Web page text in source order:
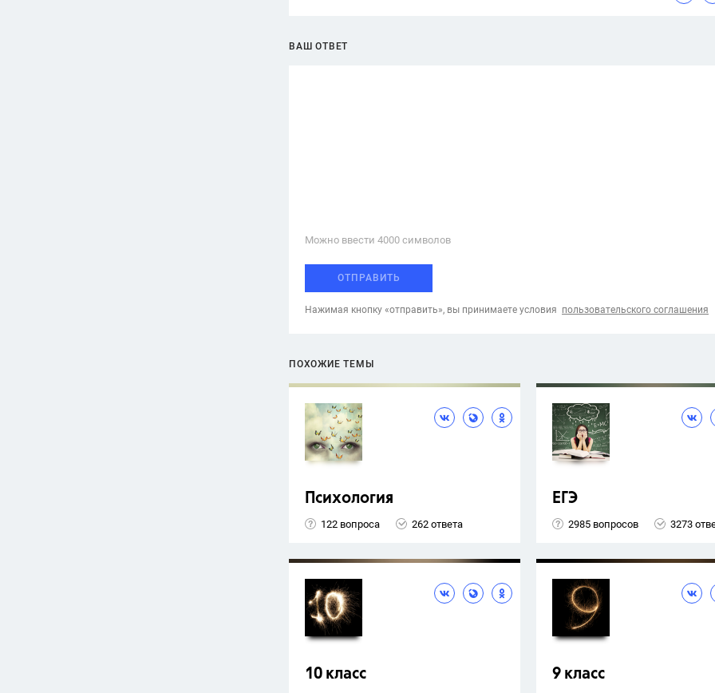
ВАШ ОТВЕТ
Можно ввести 4000 cимволов
ОТПРАВИТЬ
Нажимая кнопку «отправить», вы принимаете условия пользовательского соглашения
ПОХОЖИЕ ТЕМЫ
Психология
122 вопроса 262 ответа
ЕГЭ
2985 вопросов 3273
10 класс 9 класс